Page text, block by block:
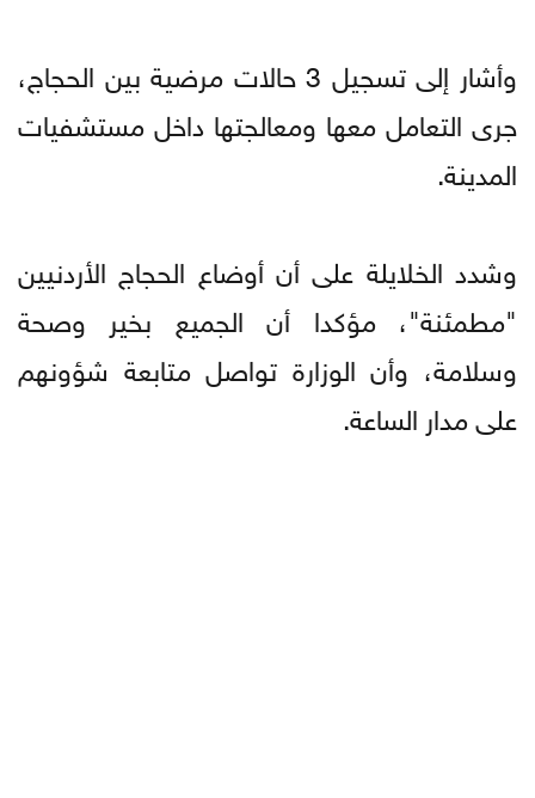
وأشار إلى تسجيل 3 حالات مرضية بين الحجاج،
جرى التعامل معها ومعالجتها داخل مستشفيات
المدينة.
وشدد الخلايلة على أن أوضاع الحجاج الأردنيين
"مطمئنة"، مؤكدا أن الجميع بخير وصحة
وسلامة، وأن الوزارة تواصل متابعة شؤونهم
على مدار الساعة.